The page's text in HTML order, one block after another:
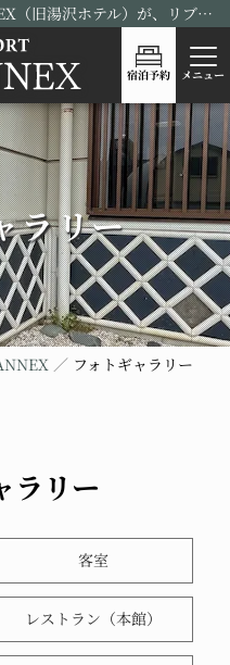
リブマックスリゾート越後湯沢ANNEX（旧湯沢ホテル）が、リブランドOPEN！
宿泊予約 メニュー
ラリー
沢ANNEX フォトギャラリー
ラリー
客室
レストラン（本館）